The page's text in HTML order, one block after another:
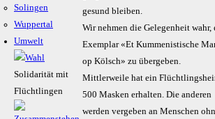
Solingen
Wuppertal
Umwelt
Solidarität mit
Flüchtlingen
gesund bleiben.
Wir nehmen die Gelegenheit wahr,
Exemplar «Et Kummenistische
op Kölsch» zu übergeben.
Mittlerweile hat ein
500 Masken erhalten. Die anderen
werden vergeben an Menschen